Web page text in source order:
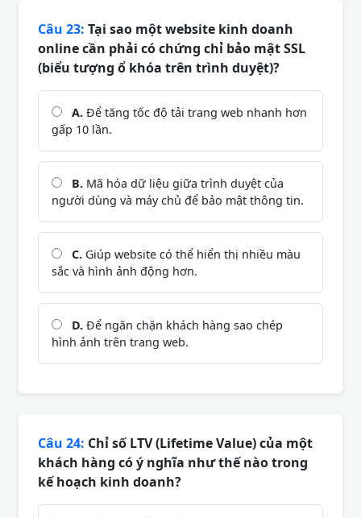
Câu 23: Tại sao một website kinh doanh
online cần phải có chứng chỉ bảo mật SSL
(biểu tượng ổ khóa trên trình duyệt)?
A. Để tăng tốc độ tải trang web nhanh hơn
gấp 10 lần.
B. Mã hóa dữ liệu giữa trình duyệt của
người dùng và máy chủ để bảo mật thông tin.
C. Giúp website có thể hiển thị nhiều màu
sắc và hình ảnh động hơn.
D. Để ngăn chặn khách hàng sao chép
hình ảnh trên trang web.
Câu 24: Chỉ số LTV (Lifetime Value) của một
khách hàng có ý nghĩa như thế nào trong
kế hoạch kinh doanh?